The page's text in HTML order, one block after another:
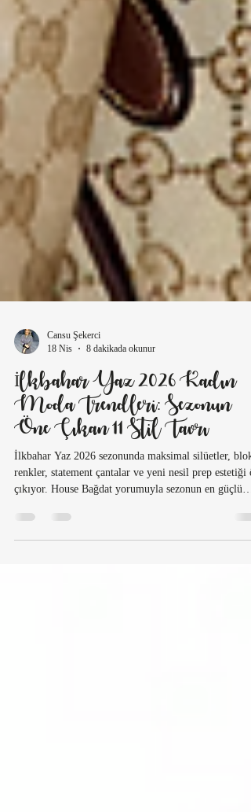
Cansu Şekerci
18 Nis
8 dakikada okunur
İlkbahar Yaz 2026 Kadın
Moda Trendleri: Sezonun
Öne Çıkan 11 Stil Tavrı
İlkbahar Yaz 2026 sezonunda maksimal silüetler, blok
renkler, statement çantalar ve yeni nesil prep estetiği